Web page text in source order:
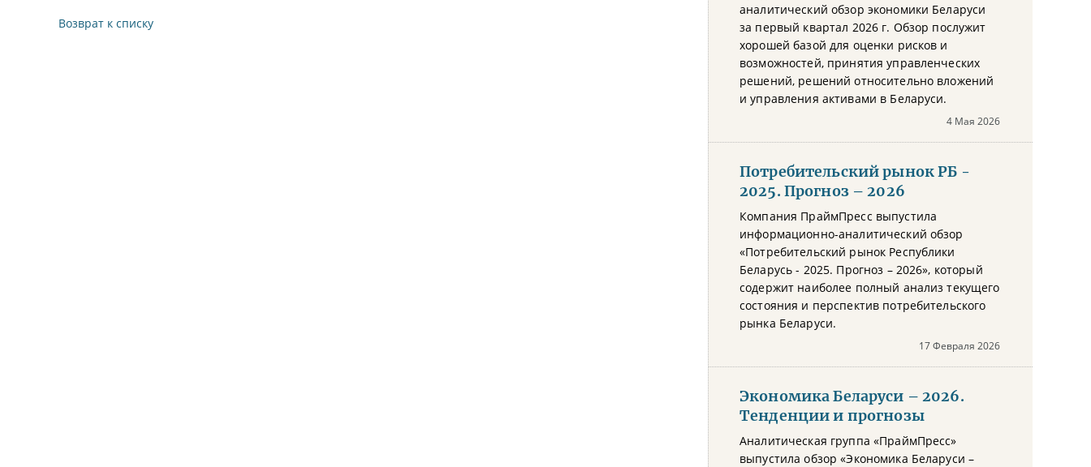
Возврат к списку
аналитический обзор экономики Беларуси
за первый квартал 2026 г. Обзор послужит
хорошей базой для оценки рисков и
возможностей, принятия управленческих
решений, решений относительно вложений
и управления активами в Беларуси.
4 Мая 2026
Потребительский рынок РБ -
2025. Прогноз – 2026
Компания ПраймПресс выпустила
информационно-аналитический обзор
«Потребительский рынок Республики
Беларусь - 2025. Прогноз – 2026», который
содержит наиболее полный анализ текущего
состояния и перспектив потребительского
рынка Беларуси.
17 Февраля 2026
Экономика Беларуси – 2026.
Тенденции и прогнозы
Аналитическая группа «ПраймПресс»
выпустила обзор «Экономика Беларуси –